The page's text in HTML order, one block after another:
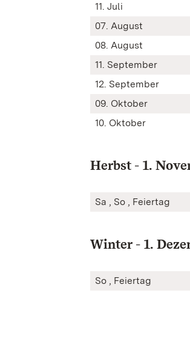
11. Juli
07. August
08. August
11. September
12. September
09. Oktober
10. Oktober
Herbst - 1.
Sa , So , Feiertag
Winter - 1.
So , Feiertag